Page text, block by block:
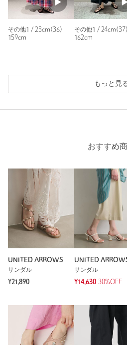
購入サイ
サイズは[37]だと足の甲の部分が
性別：女性
年代：
50代前半
身長：
165cm
普段の着用サイズ：
24.5cm
1人が参考になったと回答
能を保証するものではありません。
もっと見る
その他1 / 23cm(36)
159cm
その他1 / 24cm(37)
162cm
もっと見
おすすめ
UNITED ARROWS
サンダル
¥21,890
UNITED
サンダル
¥14,630 30%OFF